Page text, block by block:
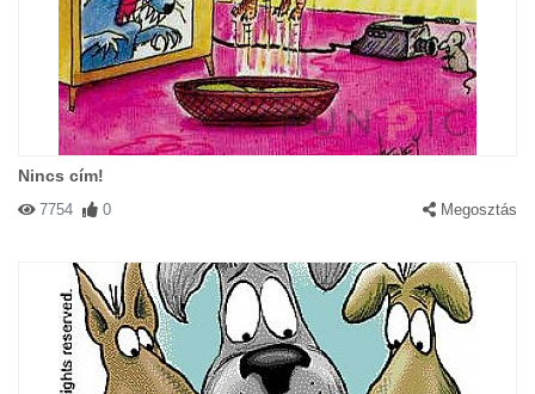
Nincs cím!
7754 0 Megosztás